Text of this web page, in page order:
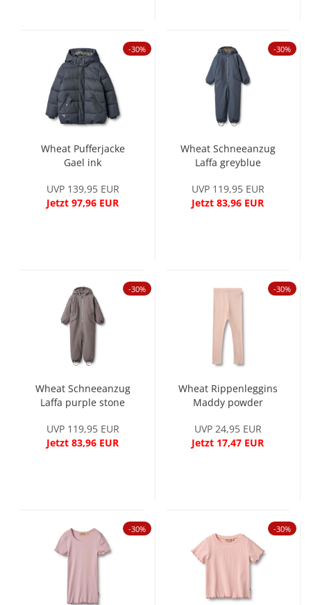
-30%
Wheat Pufferjacke
Gael ink
UVP 139,95 EUR
Jetzt 97,96 EUR
-30%
Wheat Schneeanzug
Laffa greyblue
UVP 119,95 EUR
Jetzt 83,96 EUR
-30%
Wheat Schneeanzug
Laffa purple stone
UVP 119,95 EUR
Jetzt 83,96 EUR
-30%
Wheat Rippenleggins
Maddy powder
UVP 24,95 EUR
Jetzt 17,47 EUR
-30% -30%